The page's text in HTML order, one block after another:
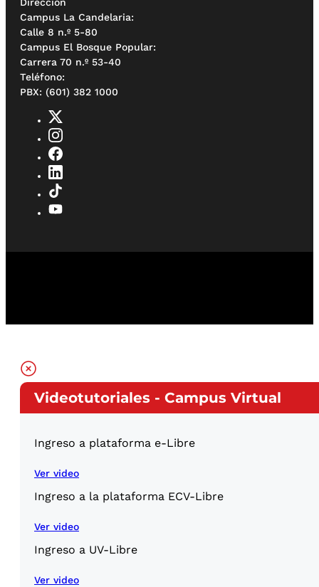
Campus La Candelaria:
Calle 8 n.º 5-80
Campus El Bosque Popular:
Carrera 70 n.º 53-40
Teléfono:
PBX: (601) 382 1000
Videotutoriales - Campus Virtual
Ingreso a plataforma e-Libre
Ver video
Ingreso a la plataforma ECV-Libre
Ver video
Ingreso a UV-Libre
Ver video